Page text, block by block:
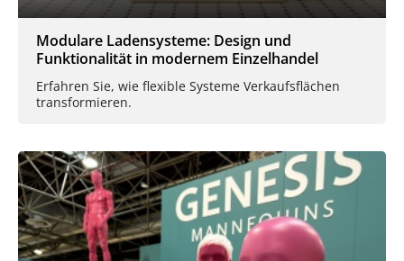
Modulare Ladensysteme: Design und
Funktionalität in modernem Einzelhandel
Erfahren Sie, wie flexible Systeme Verkaufsflächen
transformieren.